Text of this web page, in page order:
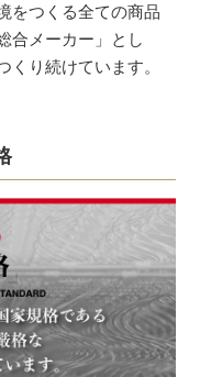
をつくる全ての商品
合メーカー」とし
り続けています。